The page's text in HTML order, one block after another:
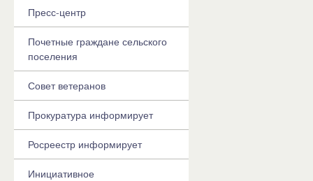
Пресс-центр
Почетные граждане сельского
поселения
Совет ветеранов
Прокуратура информирует
Росреестр информирует
Инициативное